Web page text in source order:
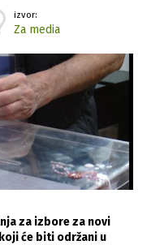
izvor:
Za media
za izbore za novi
će biti održani u